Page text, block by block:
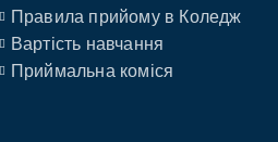
Правила прийому в Коледж
Вартість навчання
Приймальна коміся